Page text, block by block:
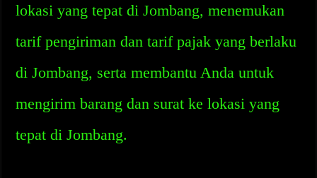
lokasi yang tepat di Jombang, menemukan
tarif pengiriman dan tarif pajak yang berlaku
di Jombang, serta membantu Anda untuk
mengirim barang dan surat ke lokasi yang
tepat di Jombang.